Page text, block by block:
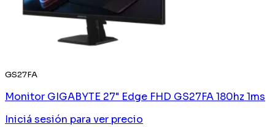
GS27FA
Monitor GIGABYTE 27" Edge FHD GS27FA 180hz 1ms
Iniciá sesión para ver precio